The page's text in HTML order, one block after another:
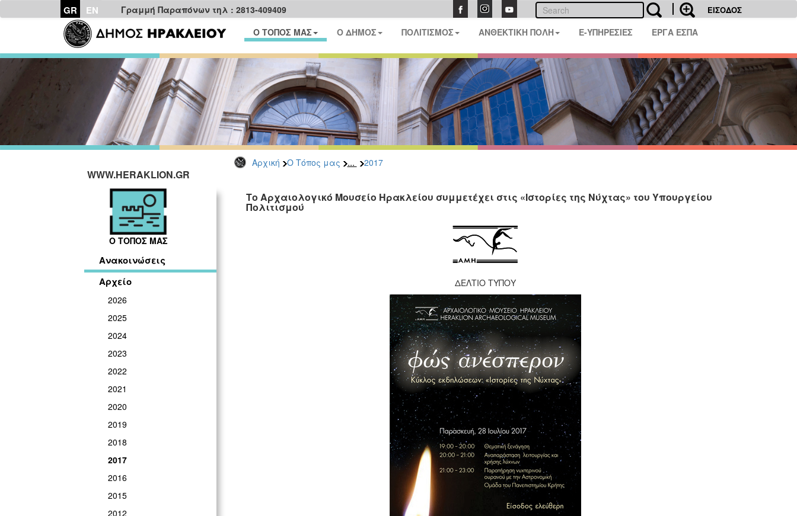
GR EN Γραμμή Παραπόνων τηλ : 2813-409409 ΕΙΣΟΔΟΣ
Ο ΤΟΠΟΣ ΜΑΣ Ο ΔΗΜΟΣ ΠΟΛΙΤΙΣΜΟΣ ΑΝΘΕΚΤΙΚΗ ΠΟΛΗ E-ΥΠΗΡΕΣΙΕΣ ΕΡΓΑ ΕΣΠΑ
Αρχική Ο Τόπος μας ... 2017
WWW.HERAKLION.GR
Ο ΤΟΠΟΣ ΜΑΣ
Ανακοινώσεις
Αρχείο
2026
2025
2024
2023
2022
2021
2020
2019
2018
2017
2016
2015
2012
Το Αρχαιολογικό Μουσείο Ηρακλείου συμμετέχει στις «Ιστορίες της Νύχτας» του Υπουργείου
Πολιτισμού
ΔΕΛΤΙΟ ΤΥΠΟΥ